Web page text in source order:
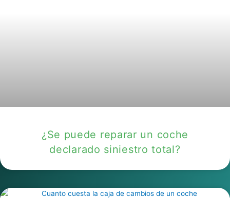
¿Se puede reparar un coche
declarado siniestro total?